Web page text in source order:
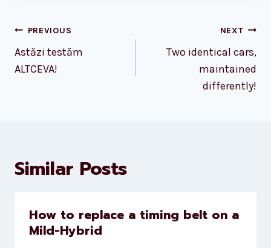
Post
navigation
PREVIOUS
Astăzi testăm
ALTCEVA!
NEXT
Two identical cars,
maintained
differently!
Similar Posts
How to replace a timing belt on a
Mild-Hybrid